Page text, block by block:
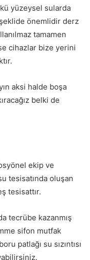
yüzeysel sularda
şeklide önemlidir derz
tamamen
cihazlar bize yerini
aksi halde boşa
belki de
ekip ve
tesisatında oluşan
tesisattır.
tecrübe kazanmış
sifon mutfak
patlağı su sızıntısı